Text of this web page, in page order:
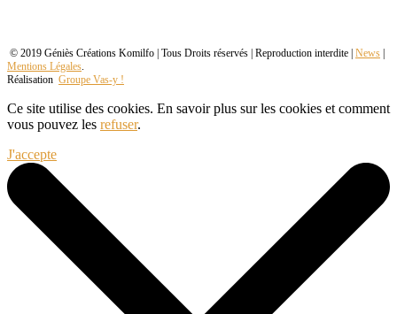
© 2019 Géniès Créations Komilfo | Tous Droits réservés | Reproduction interdite | News
Mentions Légales.
Réalisation Groupe Vas-y !
Ce site utilise des cookies. En savoir plus sur les cookies et comment
vous pouvez les refuser.
J'accepte